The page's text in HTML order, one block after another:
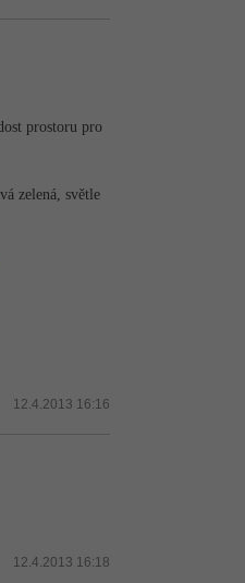
prostoru pro
zelená, světle
12.4.2013 16:16
12.4.2013 16:18